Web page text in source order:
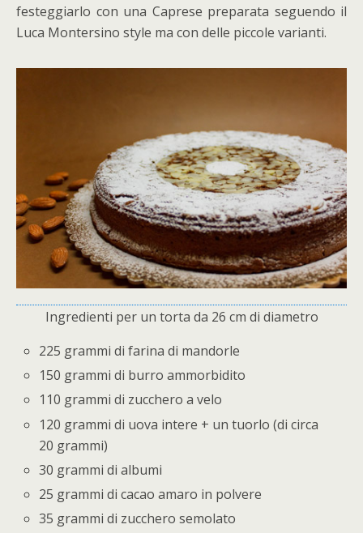
festeggiarlo con una Caprese preparata seguendo il
Luca Montersino style ma con delle piccole varianti.
Ingredienti per un torta da 26 cm di diametro
225 grammi di farina di mandorle
150 grammi di burro ammorbidito
110 grammi di zucchero a velo
120 grammi di uova intere + un tuorlo (di circa
20 grammi)
30 grammi di albumi
25 grammi di cacao amaro in polvere
35 grammi di zucchero semolato